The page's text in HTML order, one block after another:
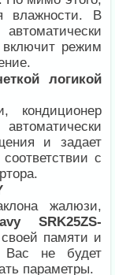
влажности. В
режим
логикой
кондиционер
и задает
с
жалюзи,
SRK25ZS-
памяти и
Вас не будет
параметры.